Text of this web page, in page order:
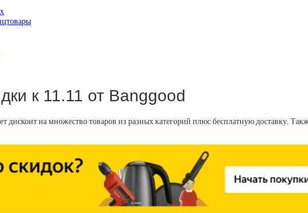
к 11.11 от Banggood
дисконт на множество товаров из разных категорий плюс бесплатную доставку.